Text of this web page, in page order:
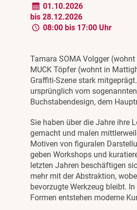
01.10.2026
bis 28.12.2026
08:00 bis 17:00 Uhr
Tamara SOMA Volgger
MUCK Töpfer (wohnt in
Graffiti-Szene stark
ursprünglich vom
Buchstabendesign, dem
Sie haben über die Jahre ihre
gemacht und malen
Motiven von figuralen
geben Workshops und
letzten Jahren beschäftigen
mehr mit der Abstraktion,
bevorzugte Werkzeug bleibt.
Formen entstehen moderne